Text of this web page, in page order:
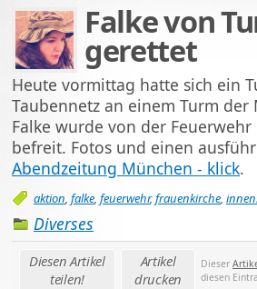
Falke von
gerettet
Heute vormittag hatte sich ein
Taubennetz an einem Turm
Falke wurde von der
befreit. Fotos und einen
Abendzeitung München - klick.
aktion, falke, feuerwehr,frauenkirche,
Diverses
Diesen Artikel
teilen!
Artikel
drucken
Dieser
diesen